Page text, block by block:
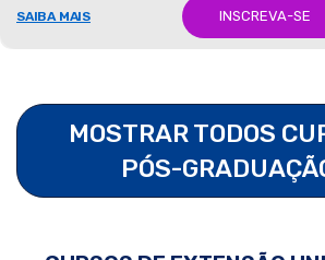
SAIBA MAIS INSCREVA-SE
MOSTRAR TODOS
PÓS-